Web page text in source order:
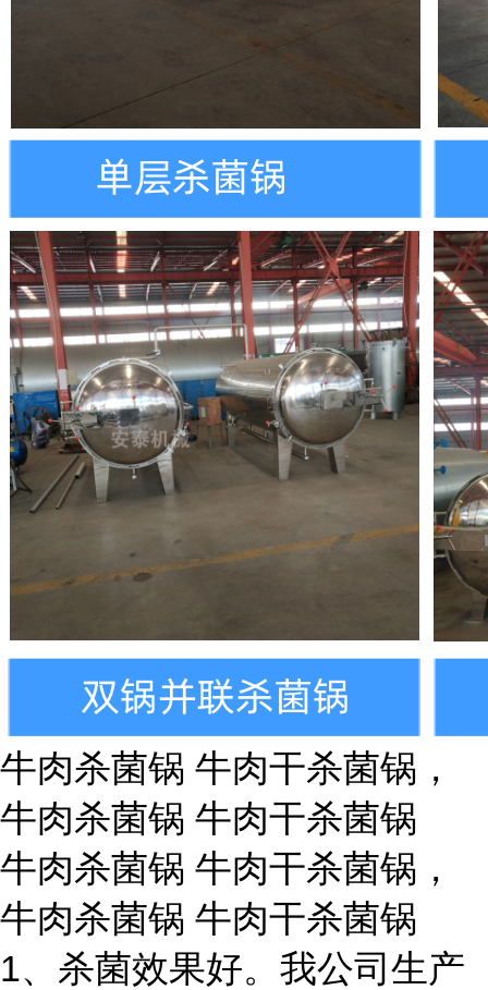
牛肉杀菌锅 牛肉干杀菌锅，
牛肉杀菌锅 牛肉干杀菌锅
牛肉杀菌锅 牛肉干杀菌锅，
牛肉杀菌锅 牛肉干杀菌锅
1、杀菌效果好。我公司生产